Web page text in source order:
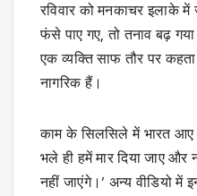
रविवार को मनकाचर इलाके
फंसे पाए गए, तो तनाव बढ़
एक व्यक्ति साफ तौर पर कहता
नागरिक हैं।
काम के सिलसिले में भारत आए
भले ही हमें मार दिया जाए और
नहीं जाएंगे।’ अन्य वीडियो में